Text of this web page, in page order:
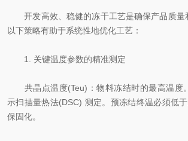
开发高效、稳健的冻干工艺是确保产品质量
以下策略有助于系统性地优化工艺：
1. 关键温度参数的精准测定
共晶点温度(Teu)：物料冻结时的最高温度
示扫描量热法(DSC) 测定。预冻结终温必须低
保固化。